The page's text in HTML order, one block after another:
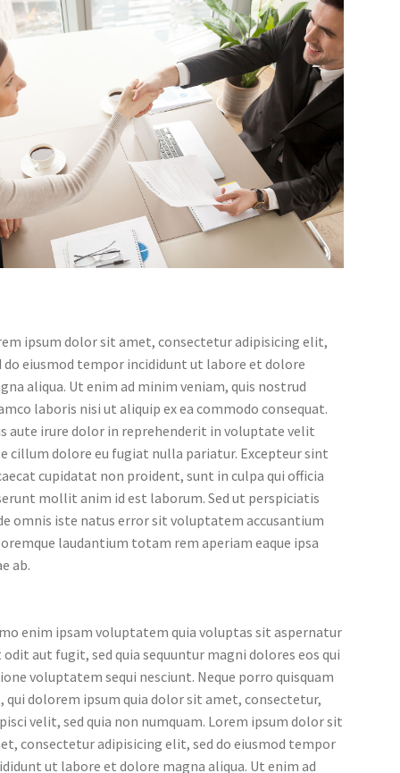
ipsum dolor sit amet, consectetur adipisicing elit,
do eiusmod tempor incididunt ut labore et dolore
aliqua. Ut enim ad minim veniam, quis nostrud
laboris nisi ut aliquip ex ea commodo consequat.
aute irure dolor in reprehenderit in voluptate velit
cillum dolore eu fugiat nulla pariatur. Excepteur sint
cupidatat non proident, sunt in culpa qui officia
mollit anim id est laborum. Sed ut perspiciatis
omnis iste natus error sit voluptatem accusantium
laudantium totam rem aperiam eaque ipsa
ab.
enim ipsam voluptatem quia voluptas sit aspernatur
odit aut fugit, sed quia sequuntur magni dolores eos qui
voluptatem sequi nesciunt. Neque porro quisquam
qui dolorem ipsum quia dolor sit amet, consectetur,
velit, sed quia non numquam. Lorem ipsum dolor sit
consectetur adipisicing elit, sed do eiusmod tempor
ut labore et dolore magna aliqua. Ut enim ad